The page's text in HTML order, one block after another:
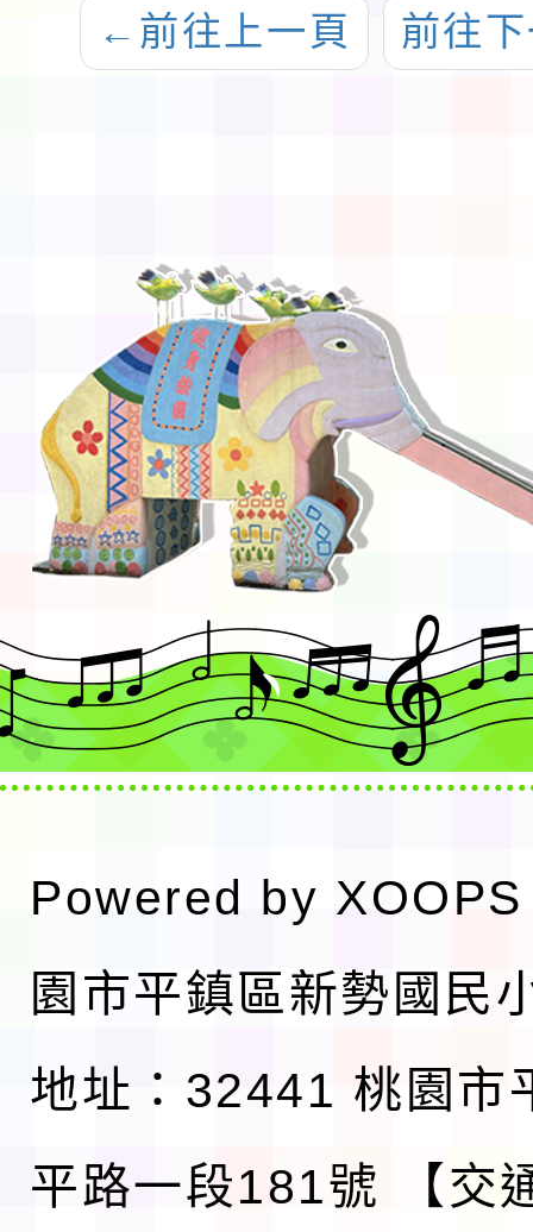
← 前往上一頁 前往
Powered by XOOPS
園市平鎮區新勢國民
地址：32441 桃園市
平路一段181號
【交